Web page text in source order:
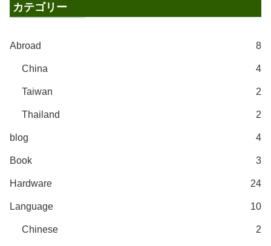
カテゴリー
Abroad 8
China 4
Taiwan 2
Thailand 2
blog 4
Book 3
Hardware 24
Language 10
Chinese 2